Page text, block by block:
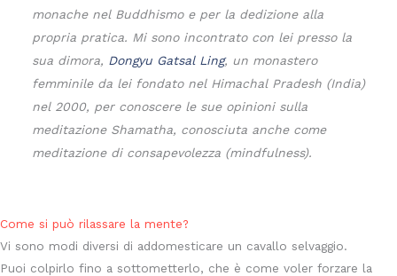
monache nel Buddhismo e per la dedizione alla
propria pratica. Mi sono incontrato con lei presso la
sua dimora, Dongyu Gatsal Ling, un monastero
femminile da lei fondato nel Himachal Pradesh (India)
nel 2000, per conoscere le sue opinioni sulla
meditazione Shamatha, conosciuta anche come
meditazione di consapevolezza (mindfulness).
Come si può rilassare la mente?
Vi sono modi diversi di addomesticare un cavallo selvaggio.
Puoi colpirlo fino a sottometterlo, che è come voler forzare la